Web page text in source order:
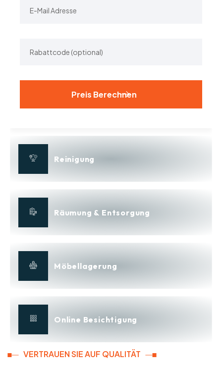
Reinigung
Räumung & Entsorgung
Möbellagerung
Online Besichtigung
VERTRAUEN SIE AUF QUALITÄT